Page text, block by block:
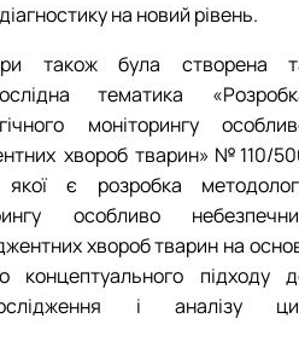
на новий рівень.
також була створена
тематика
моніторингу
хвороб тварин»№110/
є розробка
особливо
хвороб тварин на
концептуального підходу
і аналізу